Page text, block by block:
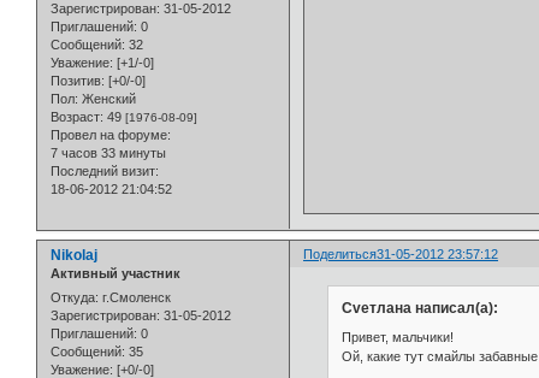
Зарегистрирован: 31-05-2012
Приглашений: 0
Сообщений: 32
Уважение: [+1/-0]
Позитив: [+0/-0]
Пол: Женский
Возраст: 49 [1976-08-09]
Провел на форуме:
7 часов 33 минуты
Последний визит:
18-06-2012 21:04:52
Поделиться31-05-2012 23:57:12
Nikolaj
Активный участник
Откуда: г.Смоленск
Зарегистрирован: 31-05-2012
Приглашений: 0
Сообщений: 35
Уважение: [+0/-0]
Cveтлана написал(а):
Привет, мальчики!
Ой, какие тут смайлы